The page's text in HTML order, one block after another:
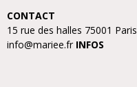
CONTACT
15 rue des halles 75001 Paris
info@mariee.fr INFOS